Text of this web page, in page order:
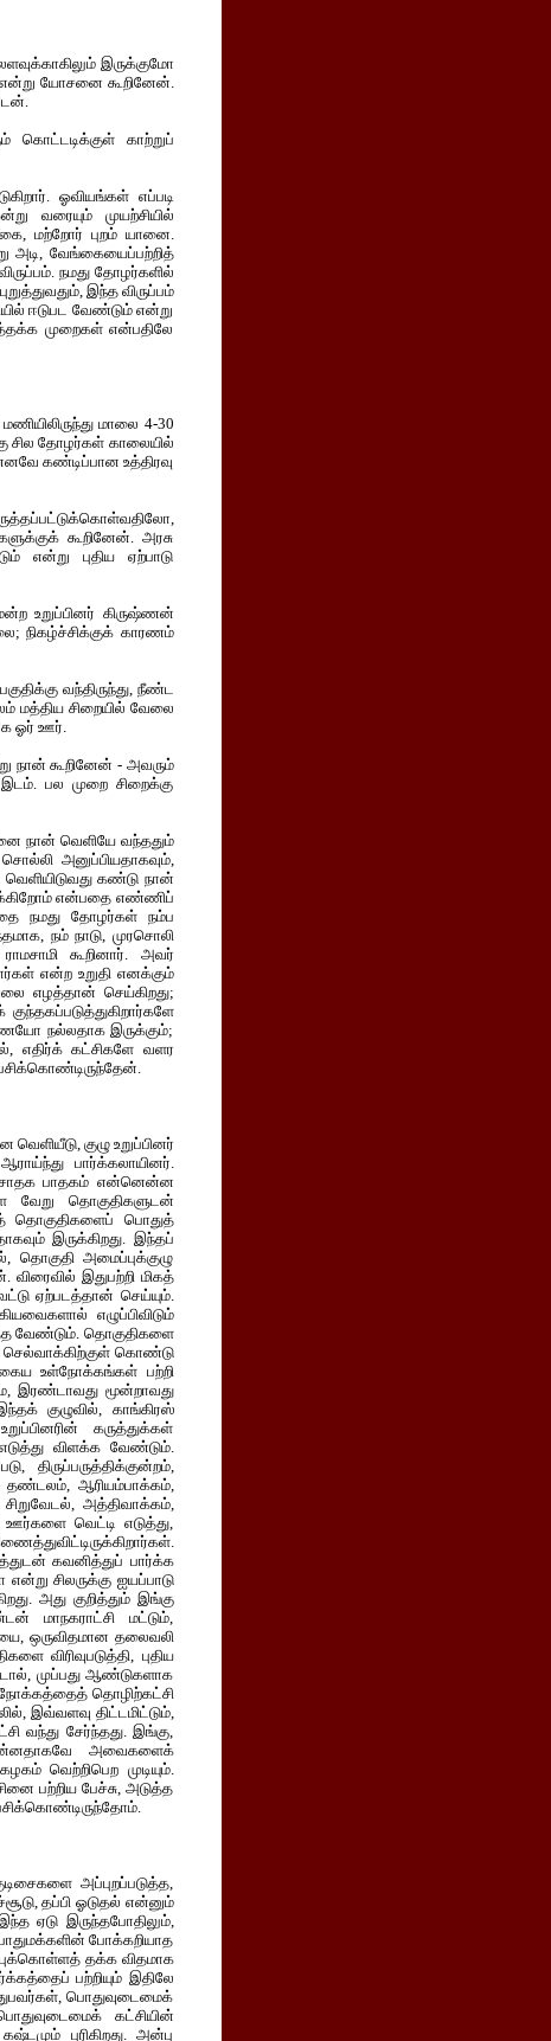
இருக்குமோ
என்று யோசனை கூறினேன்.
கொட்டடிக்குள் காற்றுப்
ஓவியங்கள் எப்படி
வரையும் முயற்சியில்
மற்றோர் புறம் யானை.
அடி, வேங்கையைப்பற்றித்
நமது தோழர்களில்
இந்த விருப்பம்
ஈடுபட வேண்டும் என்று
முறைகள் என்பதிலே
மாலை 4-30
சில தோழர்கள் காலையில்
கண்டிப்பான உத்திரவு
கூறினேன். அரசு
என்று புதிய ஏற்பாடு
உறுப்பினர் கிருஷ்ணன்
நிகழ்ச்சிக்குக் காரணம்
வந்திருந்து, நீண்ட
மத்திய சிறையில் வேலை
ஓர் ஊர்.
நான் கூறினேன் - அவரும்
இடம். பல முறை சிறைக்கு
நான் வெளியே வந்ததும்
அனுப்பியதாகவும்,
வெளியிடுவது கண்டு நான்
என்பதை எண்ணிப்
நமது தோழர்கள் நம்ப
நம் நாடு, முரசொலி
கூறினார். அவர்
என்ற உறுதி எனக்கும்
எழத்தான் செய்கிறது;
நல்லதாக இருக்கும்;
எதிர்க் கட்சிகளே வளர
குழு உறுப்பினர்
பார்க்கலாயினர்.
சாதக பாதகம் என்னென்ன
வேறு தொகுதிகளுடன்
தொகுதிகளைப் பொதுத்
இருக்கிறது. இந்தப்
அமைப்புக்குழு
விரைவில் இதுபற்றி மிகத்
ஏற்படத்தான் செய்யும்.
எழுப்பிவிடும்
வேண்டும். தொகுதிகளை
செல்வாக்கிற்குள் கொண்டு
உள்நோக்கங்கள் பற்றி
இரண்டாவது மூன்றாவது
குழுவில், காங்கிரஸ்
கருத்துக்கள்
விளக்க வேண்டும்.
திருப்பருத்திக்குன்றம்,
தண்டலம், ஆரியம்பாக்கம்,
அத்திவாக்கம்,
ஊர்களை வெட்டி எடுத்து,
கவனித்துப் பார்க்க
சிலருக்கு ஐயப்பாடு
அது குறித்தும் இங்கு
மாநகராட்சி மட்டும்,
ஒருவிதமான தலைவலி
விரிவுபடுத்தி, புதிய
முப்பது ஆண்டுகளாக
தொழிற்கட்சி
இவ்வளவு திட்டமிட்டும்,
வந்து சேர்ந்தது. இங்கு,
அவைகளைக்
வெற்றிபெற முடியும்.
பற்றிய பேச்சு, அடுத்த
அப்புறப்படுத்த,
தப்பி ஓடுதல் என்னும்
ஏடு இருந்தபோதிலும்,
போக்கறியாத
தக்க விதமாக
பற்றியும் இதிலே
பொதுவுடைமைக்
கட்சியின்
புரிகிறது. அன்பு